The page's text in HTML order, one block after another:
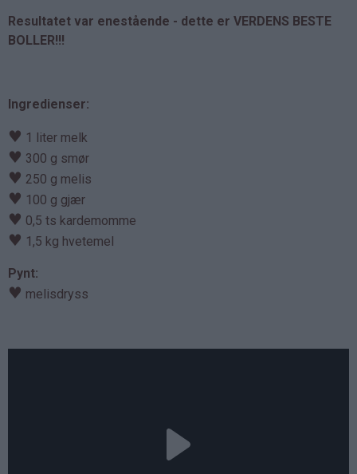
Resultatet var enestående - dette er VERDENS BESTE
BOLLER!!!
Ingredienser:
♥ 1 liter melk
♥ 300 g smør
♥ 250 g melis
♥ 100 g gjær
♥ 0,5 ts kardemomme
♥ 1,5 kg hvetemel
Pynt:
♥ melisdryss